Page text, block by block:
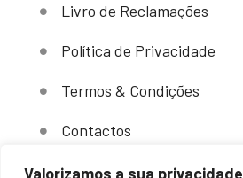
Valorizamos a sua privacidade
Livro de Reclamações
Política de Privacidade
Termos & Condições
Contactos